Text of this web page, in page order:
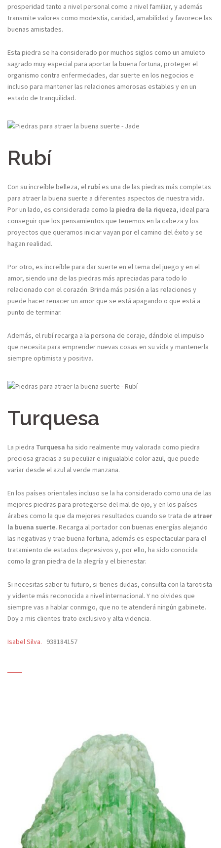
prosperidad tanto a nivel personal como a nivel familiar, y además
transmite valores como modestia, caridad, amabilidad y favorece las
buenas amistades.
Esta piedra se ha considerado por muchos siglos como un amuleto
sagrado muy especial para aportar la buena fortuna, proteger el
organismo contra enfermedades, dar suerte en los negocios e
incluso para mantener las relaciones amorosas estables y en un
estado de tranquilidad.
Rubí
Con su increíble belleza, el rubí es una de las piedras más completas
para atraer la buena suerte a diferentes aspectos de nuestra vida.
Por un lado, es considerada como la piedra de la riqueza, ideal para
conseguir que los pensamientos que tenemos en la cabeza y los
proyectos que queramos iniciar vayan por el camino del éxito y se
hagan realidad.
Por otro, es increíble para dar suerte en el tema del juego y en el
amor, siendo una de las piedras más apreciadas para todo lo
relacionado con el corazón. Brinda más pasión a las relaciones y
puede hacer renacer un amor que se está apagando o que está a
punto de terminar.
Además, el rubí recarga a la persona de coraje, dándole el impulso
que necesita para emprender nuevas cosas en su vida y mantenerla
siempre optimista y positiva.
Turquesa
La piedra Turquesa ha sido realmente muy valorada como piedra
preciosa gracias a su peculiar e inigualable color azul, que puede
variar desde el azul al verde manzana.
En los países orientales incluso se la ha considerado como una de las
mejores piedras para protegerse del mal de ojo, y en los países
árabes como la que da mejores resultados cuando se trata de atraer
la buena suerte. Recarga al portador con buenas energías alejando
las negativas y trae buena fortuna, además es espectacular para el
tratamiento de estados depresivos y, por ello, ha sido conocida
como la gran piedra de la alegría y el bienestar.
Si necesitas saber tu futuro, si tienes dudas, consulta con la tarotista
y vidente más reconocida a nivel internacional. Y no olvides que
siempre vas a hablar conmigo, que no te atenderá ningún gabinete.
Doy a mis clientes trato exclusivo y alta videncia.
Isabel Silva. 938184157